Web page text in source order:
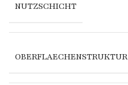
NUTZSCHICHT
OBERFLAECHENSTRUKTUR